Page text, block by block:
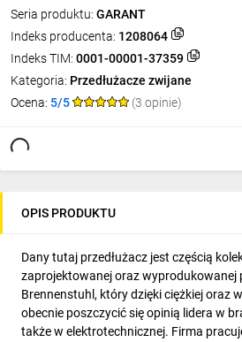
Seria produktu: GARANT
Indeks producenta: 1208064
Indeks TIM: 0001-00001-37359
Kategoria: Przedłużacze zwijane
Ocena: 5/5 (3 opinie)
OPIS PRODUKTU
Dany tutaj przedłużacz jest częścią
zaprojektowanej oraz wyprodukowanej
Brennenstuhl, który dzięki ciężkiej oraz
obecnie poszczycić się opinią lidera w
także w elektrotechnicznej. Firma